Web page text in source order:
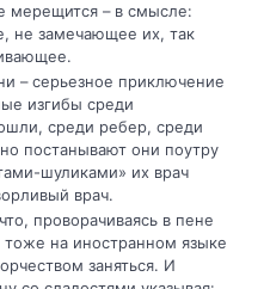
мерещится – в смысле:
не замечающее их, так
– серьезное приключение
изгибы среди
среди ребер, среди
постанывают они поутру
шуликами» их врач
врач.
проворачиваясь в пене
тоже на иностранном языке
заняться. И